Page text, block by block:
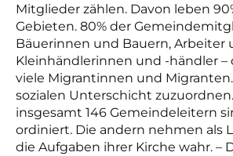
Mitglieder zählen. Davon leben
Gebieten. 80% der
Bäuerinnen und Bauern, Arbeiter
Kleinhändlerinnen und -händler –
viele Migrantinnen und
sozialen Unterschicht
insgesamt 146 Gemeindeleitern
ordiniert. Die andern nehmen als
die Aufgaben ihrer Kirche wahr. –